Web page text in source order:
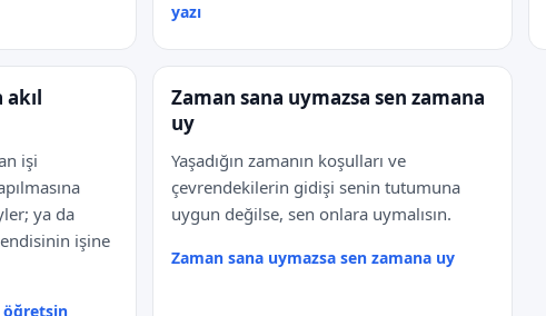
yazı
işi
ya da
işine
öğretsin
Zaman sana uymazsa sen zamana
uy
Yaşadığın zamanın koşulları ve
çevrendekilerin gidişi senin tutumuna
uygun değilse, sen onlara uymalısın.
Zaman sana uymazsa sen zamana uy